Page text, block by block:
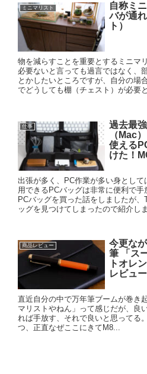
ミニマリスト
自称ミ
バが通
ト）
物を減らすことを重要とするミニマ
必要ないと言っても過言ではなく、
とかしたいところですが、自分の場
でどうしても棚（チェスト）が必要
仕事
過去最
（Mac
使える
けた！
出張が多く、PC作業が多い身とし
用できるPCバッグは非常に便利で手
PCバッグを買った話をしましたが
ッグを見つけてしまったので紹介し
商品レビュー
今更な
筆 「ス
トオレ
レビュー
直近自分の中で万年筆ブームが巻き
マリストやねん」って感じだが、良
れば手放す、それで良いと思ってる
つ、正直なぜここにきてM8...